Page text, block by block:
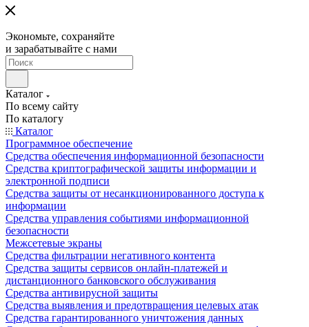
Экономьте, сохраняйте
и зарабатывайте с нами
Каталог
По всему сайту
По каталогу
Каталог
Программное обеспечение
Средства обеспечения информационной безопасности
Средства криптографической защиты информации и
электронной подписи
Средства защиты от несанкционированного доступа к
информации
Средства управления событиями информационной
безопасности
Межсетевые экраны
Средства фильтрации негативного контента
Средства защиты сервисов онлайн-платежей и
дистанционного банковского обслуживания
Средства антивирусной защиты
Средства выявления и предотвращения целевых атак
Средства гарантированного уничтожения данных